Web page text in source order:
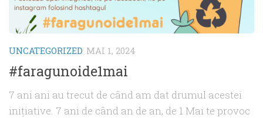
UNCATEGORIZED MAI 1, 2024
#faragunoide1mai
7 ani ani au trecut de când am dat drumul acestei
inițiative. 7 ani de când an de an, de 1 Mai te provoc